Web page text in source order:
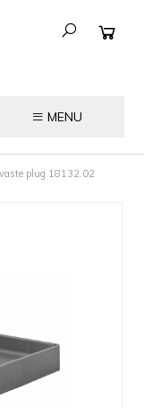
MENU
plug 18132.02